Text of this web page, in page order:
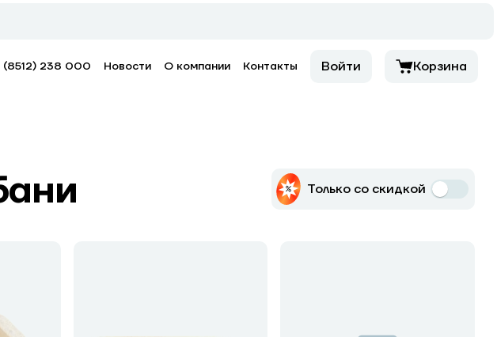
(8512) 238 000 Новости О компании Контакты Войти Корзина
Только со скидкой